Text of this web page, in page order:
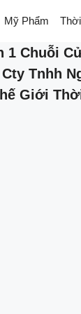
Mỹ Phẩm
Giới